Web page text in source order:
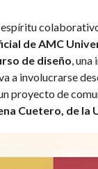
de AMC
de diseño, una
a involucrarse
proyecto de
Cuetero, de la